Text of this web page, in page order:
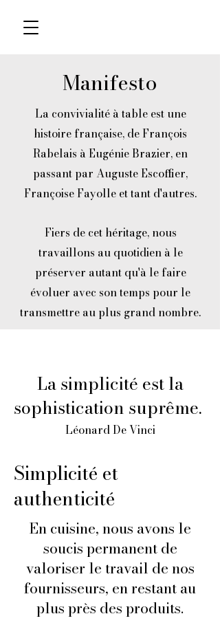
Manifesto
La convivialité à table est une
histoire française, de François
Rabelais à Eugénie Brazier, en
passant par Auguste Escoffier,
Françoise Fayolle et tant d'autres.
Fiers de cet héritage, nous
travaillons au quotidien à le
préserver autant qu'à le faire
évoluer avec son temps pour le
transmettre au plus grand nombre.
La simplicité est la
sophistication suprême.
Léonard De Vinci
Simplicité et
authenticité
En cuisine, nous avons le
soucis permanent de
valoriser le travail de nos
fournisseurs, en restant au
plus près des produits.